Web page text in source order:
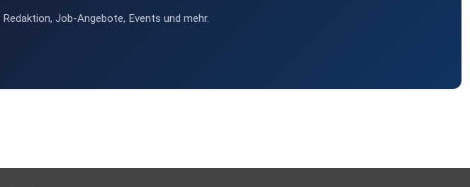
Job-Angebote, Events und mehr.